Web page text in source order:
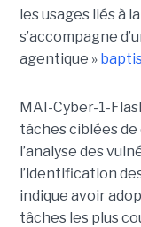
les usages liés à
s’accompagne
agentique »
MAI-Cyber-1-
tâches ciblées
l’analyse des
l’identification
indique avoir
tâches les plus